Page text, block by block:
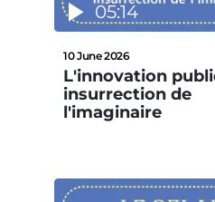
05:14
10 June 2026
L'innovation
insurrection de
l'imaginaire